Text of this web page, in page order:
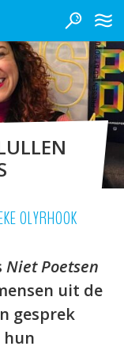
OLYRHOOK
Niet Poetsen
uit de
gesprek
hun